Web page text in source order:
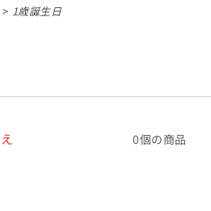
> 1歳誕生日
0個の商品